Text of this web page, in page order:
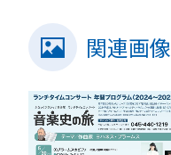
関連画像